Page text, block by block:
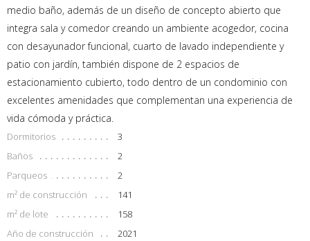
medio baño, además de un diseño de concepto abierto que
integra sala y comedor creando un ambiente acogedor, cocina
con desayunador funcional, cuarto de lavado independiente y
patio con jardín, también dispone de 2 espacios de
estacionamiento cubierto, todo dentro de un condominio con
excelentes amenidades que complementan una experiencia de
vida cómoda y práctica.
Dormitorios
3
Baños
2
Parqueos
2
m² de construcción
141
m² de lote
158
Año de construcción
2021